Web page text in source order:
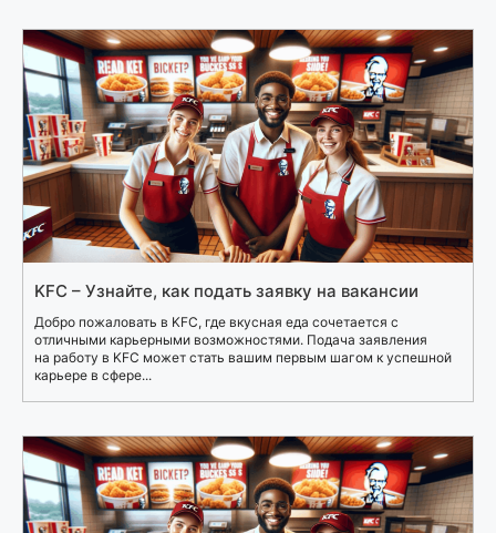
KFC – Узнайте, как подать заявку на вакансии
Добро пожаловать в KFC, где вкусная еда сочетается с
отличными карьерными возможностями. Подача заявления
на работу в KFC может стать вашим первым шагом к успешной
карьере в сфере...